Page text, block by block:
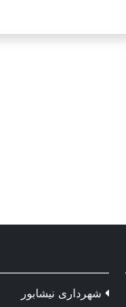
شهرداری نیشابور